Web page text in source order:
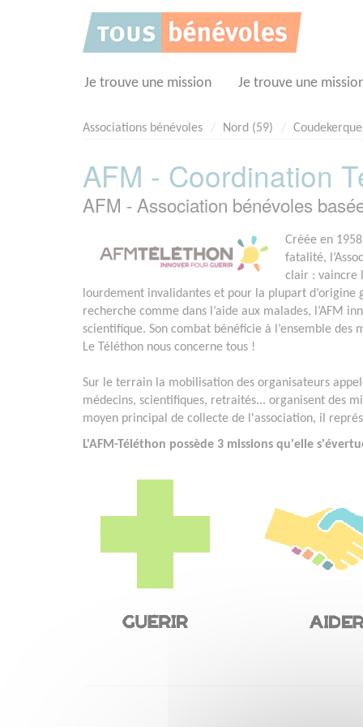
Je trouve une mission Je trouve une
Associations bénévoles Nord (59)
AFM - Coordination
AFM - Association bénévoles
Créée en
fatalité,
clair : vaincre
lourdement invalidantes et pour la plupart d’origine
recherche comme dans l’aide aux malades, l’AFM
scientifique. Son combat bénéficie à l’ensemble
Le Téléthon nous concerne tous !
Sur le terrain la mobilisation des organisateurs
médecins, scientifiques, retraités... organisent des
moyen principal de collecte de l'association, il
L'AFM-Téléthon possède 3 missions qu'elle